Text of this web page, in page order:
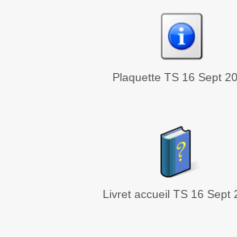
Plaquette TS 16 Sept
Livret accueil TS 16 Sept